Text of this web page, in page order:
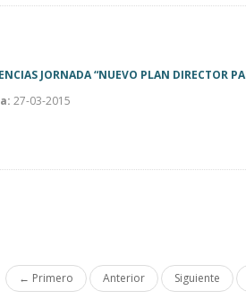
JORNADA “NUEVO PLAN DIRECTOR
27-03-2015
← Primero Anterior Siguiente